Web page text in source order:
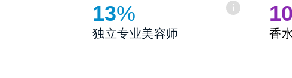
13%
独立专业美容师
10
香